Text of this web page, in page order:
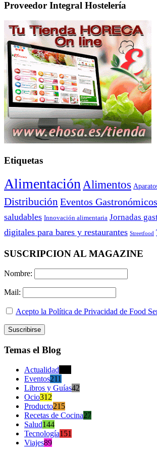
Proveedor Integral Hostelería
Etiquetas
Alimentación Alimentos
Distribución Eventos Gastronómicos
saludables Innovación alimentaria Jornadas
digitales para bares y restaurantes Streetfood
SUSCRIPCION AL MAGAZINE
Nombre:
Mail:
Acepto la Política de Privacidad de Food
Temas el Blog
Actualidad
Eventos211
Libros y Guías42
Ocio312
Producto215
Recetas de Cocina27
Salud144
Tecnología151
Viajes89